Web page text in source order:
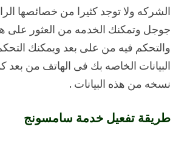
الشركه ولا توجد كثيرا من خصائصها
جوجل وتمكنك الخدمه من العثور على
والتحكم فيه من على بعد ويمكنك
البيانات الخاصه بك فى الهاتف من بعد
نسخه من هذه البيانات .
طريقة تفعيل خدمة سامسونج